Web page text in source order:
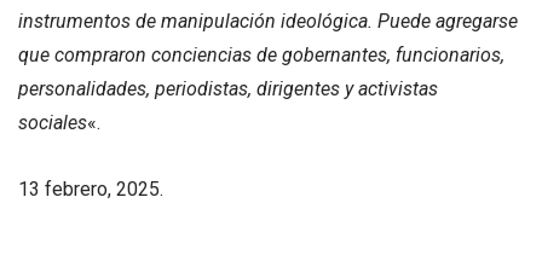
instrumentos de manipulación ideológica. Puede agregarse
que compraron conciencias de gobernantes, funcionarios,
personalidades, periodistas, dirigentes y activistas
sociales«.
13 febrero, 2025.